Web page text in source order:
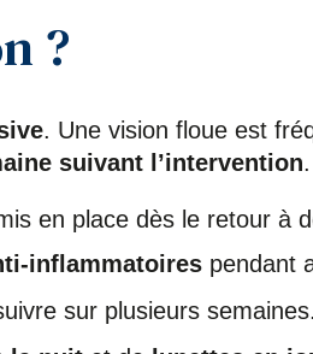
?
. Une vision floue est
suivant l’intervention.
en place dès le retour à
inflammatoires pendant
sur plusieurs semaines.